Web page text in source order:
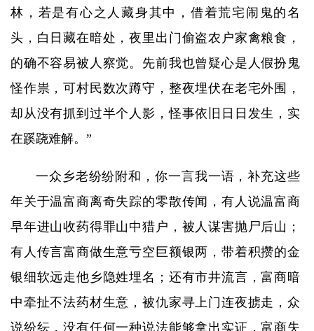
林，若是有心之人藏身其中，借着荒宅闹鬼的名
头，白日藏在暗处，夜里出门偷盗农户家禽粮食，
的确不容易被人察觉。先前我也曾疑心是人假扮鬼
怪作祟，可村民数次蹲守，整夜埋伏在老宅外围，
却从没有抓到过半个人影，怪事依旧日日发生，实
在蹊跷难解。”
一众乡老纷纷附和，你一言我一语，补充这些
年关于温富商离奇失踪的零散传闻，有人说温富商
早年进山收药得罪山中猎户，被人谋害抛尸后山；
有人传言富商做生意亏空巨额银两，带着积攒的金
银细软远走他乡隐姓埋名；还有市井流言，富商暗
中牵扯不法药材生意，被仇家寻上门连夜掳走，众
说纷纭，没有任何一种说法能够拿出实证，富商失